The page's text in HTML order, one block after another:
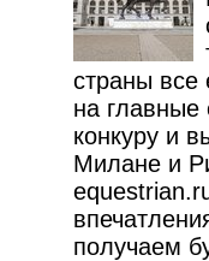
страны все
на главные
конкуру и
Милане и
получаем